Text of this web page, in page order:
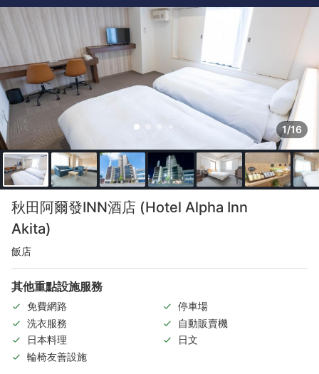
1/16
秋田阿爾發INN酒店 (Hotel Alpha Inn
Akita)
飯店
其他重點設施服務
免費網路
停車場
洗衣服務
自動販賣機
日本料理
日文
輪椅友善設施